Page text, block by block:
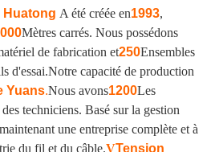
Huatong A été créée en1993,
Mètres carrés. Nous possédons
de fabrication et250Ensembles
d'essai.Notre capacité de production
Yuans.Nous avons1200Les
techniciens. Basé sur la gestion
une entreprise complète et à
du fil et du câble.VTension